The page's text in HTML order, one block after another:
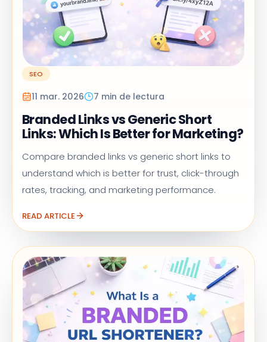
SEO
11 mar. 2026 7 min de lectura
Branded Links vs Generic Short
Links: Which Is Better for Marketing?
Compare branded links vs generic short links to
understand which is better for trust, click-through
rates, tracking, and marketing performance.
READ ARTICLE